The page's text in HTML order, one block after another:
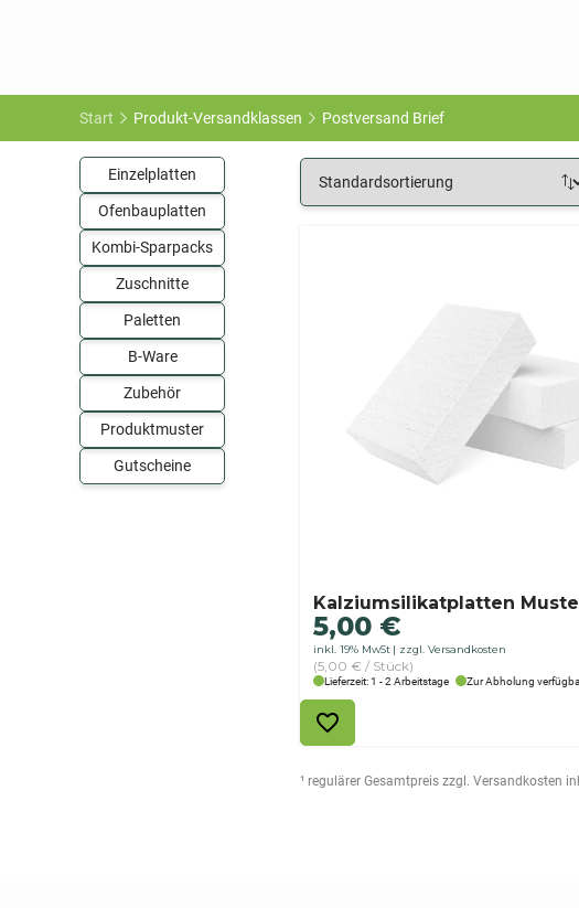
Start Produkt-Versandklassen Postversand Brief
Kalziumsilikatplatten
5,00 €
inkl. 19% MwSt zzgl. Versandkosten
(5,00 € / Stück)
Lieferzeit: 1 - 2 Arbeitstage Zur Abholung
¹ regulärer Gesamtpreis zzgl. Versandkosten
Einzelplatten
Ofenbauplatten
Kombi-Sparpacks
Zuschnitte
Paletten
B-Ware
Zubehör
Produktmuster
Gutscheine